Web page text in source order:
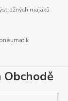
majáků
Obchodě